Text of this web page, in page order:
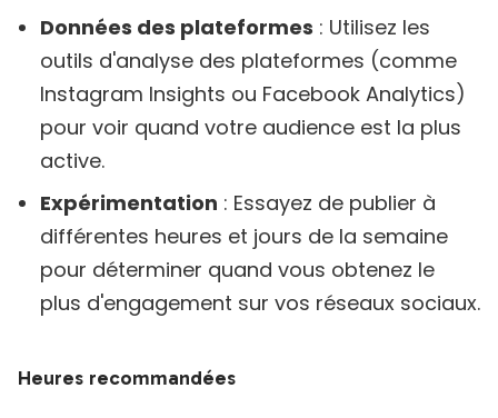
Données des plateformes : Utilisez les
outils d'analyse des plateformes (comme
Instagram Insights ou Facebook Analytics)
pour voir quand votre audience est la plus
active.
Expérimentation : Essayez de publier à
différentes heures et jours de la semaine
pour déterminer quand vous obtenez le
plus d'engagement sur vos réseaux sociaux.
Heures recommandées